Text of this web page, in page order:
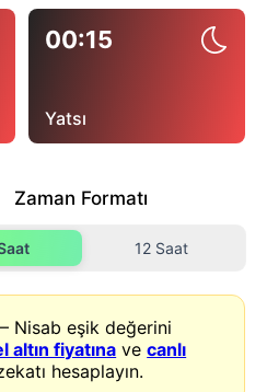
00:15
Yatsı
Zaman Formatı
12 Saat
Nisab eşik değerini
altın fiyatına vecanlı
hesaplayın.